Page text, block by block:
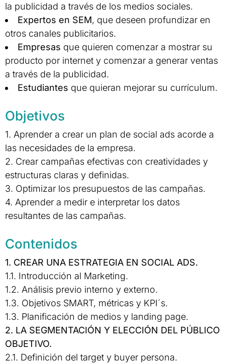
la publicidad a través de los medios sociales.
Expertos en SEM, que deseen profundizar en
otros canales publicitarios.
Empresas que quieren comenzar a mostrar su
producto por internet y comenzar a generar ventas
a través de la publicidad.
Estudiantes que quieran mejorar su currículum.
Objetivos
1. Aprender a crear un plan de social ads acorde a
las necesidades de la empresa.
2. Crear campañas efectivas con creatividades y
estructuras claras y definidas.
3. Optimizar los presupuestos de las campañas.
4. Aprender a medir e interpretar los datos
resultantes de las campañas.
Contenidos
1. CREAR UNA ESTRATEGIA EN SOCIAL ADS.
1.1. Introducción al Marketing.
1.2. Análisis previo interno y externo.
1.3. Objetivos SMART, métricas y KPI´s.
1.3. Planificación de medios y landing page.
2. LA SEGMENTACIÓN Y ELECCIÓN DEL PÚBLICO
OBJETIVO.
2.1. Definición del target y buyer persona.